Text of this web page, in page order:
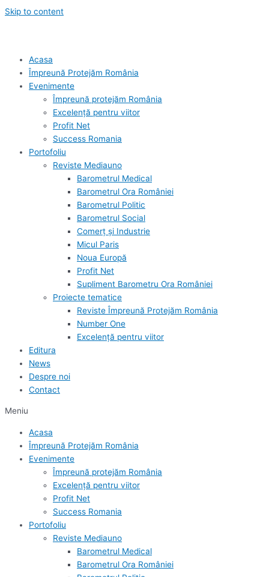
Skip to content
Acasa
Împreună Protejăm România
Evenimente
Împreună protejăm România
Excelență pentru viitor
Profit Net
Success Romania
Portofoliu
Reviste Mediauno
Barometrul Medical
Barometrul Ora României
Barometrul Politic
Barometrul Social
Comerț și Industrie
Micul Paris
Noua Europă
Profit Net
Supliment Barometru Ora României
Proiecte tematice
Reviste Împreună Protejăm România
Number One
Excelență pentru viitor
Editura
News
Despre noi
Contact
Meniu
Acasa
Împreună Protejăm România
Evenimente
Împreună protejăm România
Excelență pentru viitor
Profit Net
Success Romania
Portofoliu
Reviste Mediauno
Barometrul Medical
Barometrul Ora României